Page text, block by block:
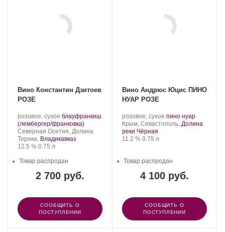
Вино Константин Дзитоев
РОЗЕ
Производитель:
Константин
Дзитоев.
розовое, сухое .
Сорт
винограда:
блауфранкиш
(лембергер/франковка).
Регион:
Северная Осетия, Долина
Терека, Владикавказ
Крепость
12.5 %. Объем
0.75 л
2 700 руб.
Товар распродан
СООБЩИТЬ О
ПОСТУПЛЕНИИ
Вино Андрюс Юцис ПИНО
НУАР РОЗЕ
Производитель:
Andryus
Yutsis.
розовое, сухое .
Сорт
пино нуар.
Регион:
Крым, Севастополь, Долина
реки Чёрная
Крепость
11.2 %. Объем
0.75 л
4 100 руб.
Товар распродан
СООБЩИТЬ О
ПОСТУПЛЕНИИ